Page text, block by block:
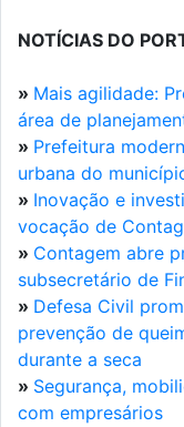
NOTÍCIAS DO
» Mais agilidade:
área de
» Prefeitura
urbana do
» Inovação e
vocação de
» Contagem abre
subsecretário de
» Defesa Civil
prevenção de
durante a seca
» Segurança,
com empresários